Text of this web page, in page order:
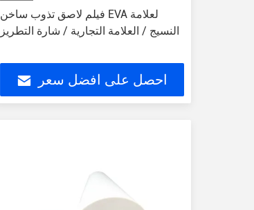
فيلم لاصق تذوب ساخن EVA لعلامة
النسيج / العلامة التجارية / شارة التطريز
احصل على افضل سعر